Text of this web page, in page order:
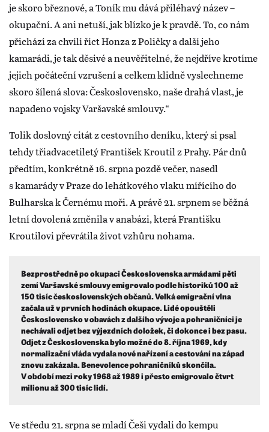
je skoro březnové, a Toník mu dává přiléhavý název –
okupační. A ani netuší, jak blízko je k pravdě. To, co nám
přichází za chvílí říct Honza z Poličky a další jeho
kamarádi, je tak děsivé a neuvěřitelné, že nejdříve krotíme
jejich počáteční vzrušení a celkem klidně vyslechneme
skoro šílená slova: Československo, naše drahá vlast, je
napadeno vojsky Varšavské smlouvy.“
Tolik doslovný citát z cestovního deníku, který si psal
tehdy třiadvacetiletý František Kroutil z Prahy. Pár dnů
předtím, konkrétně 16. srpna pozdě večer, nasedl
s kamarády v Praze do lehátkového vlaku mířícího do
Bulharska k Černému moři. A právě 21. srpnem se běžná
letní dovolená změnila v anabázi, která Františku
Kroutilovi převrátila život vzhůru nohama.
Bezprostředně po okupaci Československa armádami pěti
zemí Varšavské smlouvy emigrovalo podle historiků 100 až
150 tisíc československých občanů. Velká emigrační vlna
začala už v prvních hodinách okupace. Lidé opouštěli
Československo v obavách z dalšího vývoje a pohraničníci je
nechávali odjet bez výjezdních doložek, či dokonce i bez pasu.
Odjet z Československa bylo možné do 8. října 1969, kdy
normalizační vláda vydala nové nařízení a cestování na západ
znovu zakázala. Benevolence pohraničníků skončila.
V období mezi roky 1968 až 1989 i přesto emigrovalo čtvrt
milionu až 300 tisíc lidí.
Ve středu 21. srpna se mladí Češi vydali do kempu